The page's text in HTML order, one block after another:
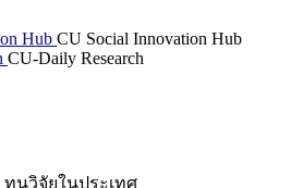
Hub CU Social Innovation Hub
CU-Daily Research
ทุนวิจัยในประเทศ